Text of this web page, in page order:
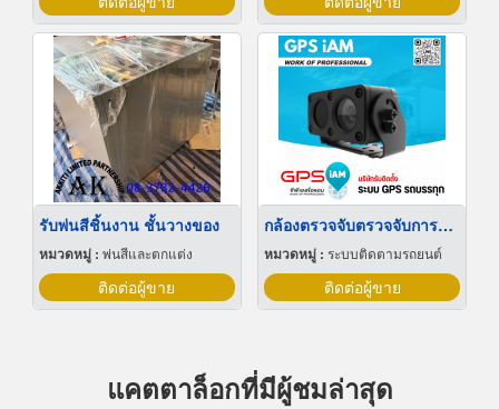
รับพ่นสีชิ้นงาน ชั้นวางของ
หมวดหมู่ : พ่นสีและตกแต่ง
ติดต่อผู้ขาย
กล้องตรวจจับตรวจจับการหลับใน
หมวดหมู่ : ระบบติดตามรถยนต์
ติดต่อผู้ขาย
แคตตาล็อกที่มีผู้ชมล่าสุด